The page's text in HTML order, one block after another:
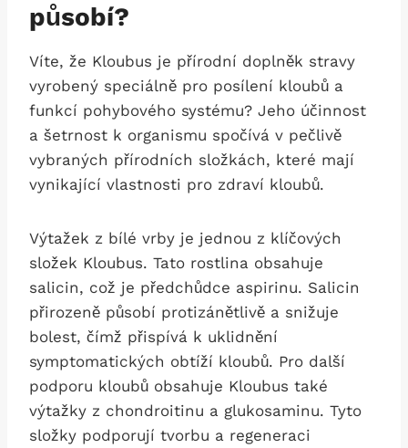
působí?
Víte, že Kloubus je přírodní doplněk stravy
vyrobený speciálně pro posílení kloubů a
funkcí pohybového systému? Jeho účinnost
a šetrnost k organismu spočívá v pečlivě
vybraných přírodních složkách, které mají
vynikající vlastnosti pro zdraví kloubů.
Výtažek z bílé vrby je jednou z klíčových
složek Kloubus. Tato rostlina obsahuje
salicin, což je předchůdce aspirinu. Salicin
přirozeně působí protizánětlivě a snižuje
bolest, čímž přispívá k uklidnění
symptomatických obtíží kloubů. Pro další
podporu kloubů obsahuje Kloubus také
výtažky z chondroitinu a glukosaminu. Tyto
složky podporují tvorbu a regeneraci